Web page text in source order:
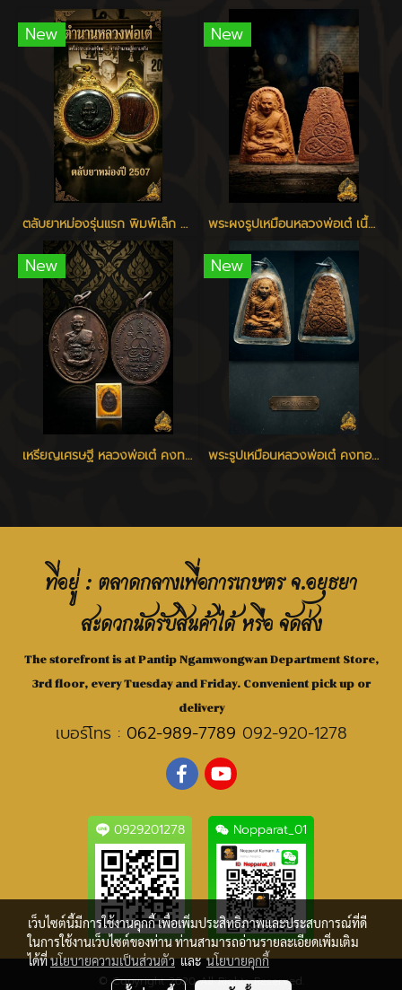
New
ตลับยาหม่องรุ่นแรก พิมพ์เล็ก หลวงพ่อเต๋ วัดสามง่าม
New
พระผงรูปเหมือนหลวงพ่อเต๋ เนื้อว่าน ปี 2506 - 2510
New
เหรียญเศรษฐี หลวงพ่อเต๋ คงทอง วัดสามง่าม จ.นครปฐม ปี 2520
New
พระรูปเหมือนหลวงพ่อเต๋ คงทอง รุ่นแรก พิมพ์ใหญ่ เนื้อว่าน 108 วัดสามง่าม นครปฐม ปี 2507
ที่อยู่ : ตลาดกลางเพื่อการเกษตร จ.อยุธยา
สะดวกนัดรับสินค้าได้ หรือ จัดส่ง
The storefront is at Pantip Ngamwongwan Department Store,
3rd floor, every Tuesday and Friday. Convenient pick up or
delivery
เบอร์โทร : 062-989-7789 092-920-1278
0929201278 Nopparat_01
© Copyright 2020 All Rights Reserved.
เว็บไซต์นี้มีการใช้งานคุกกี้ เพื่อเพิ่มประสิทธิภาพและประสบการณ์ที่ดี
ในการใช้งานเว็บไซต์ของท่าน ท่านสามารถอ่านรายละเอียดเพิ่มเติม
ได้ที่นโยบายความเป็นส่วนตัวและนโยบายคุกกี้